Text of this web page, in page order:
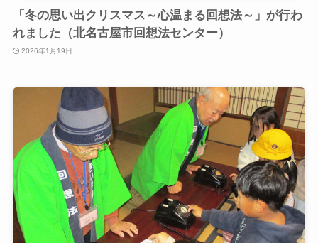
「冬の思い出クリスマス～心温まる回想法～」が行わ
れました（北名古屋市回想法センター）
2026年1月19日